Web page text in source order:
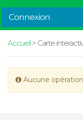
Connexion
Accueil> Carte
Aucune